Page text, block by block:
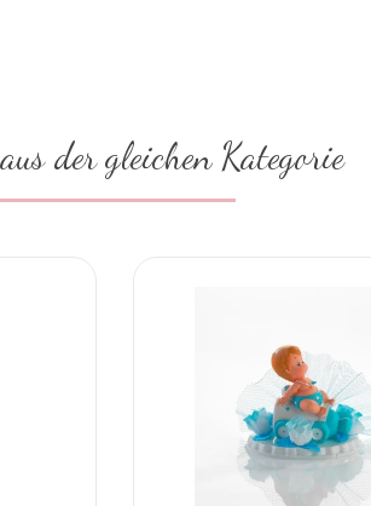
der gleichen Kategorie